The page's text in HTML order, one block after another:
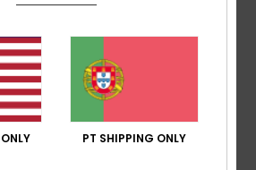
5.0
verificadas
clientes recomendam este
PT SHIPPING ONLY